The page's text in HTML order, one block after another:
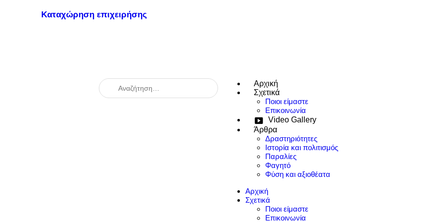
Καταχώρηση επιχειρήσης
When autocomplete results are available use up and down arrows to review and enter to go to the desired
Αρχική
Σχετικά
Ποιοι είμαστε
Επικοινωνία
Video Gallery
Άρθρα
Δραστηριότητες
Ιστορία και πολιτισμός
Παραλίες
Φαγητό
Φύση και αξιοθέατα
Αρχική
Σχετικά
Ποιοι είμαστε
Επικοινωνία